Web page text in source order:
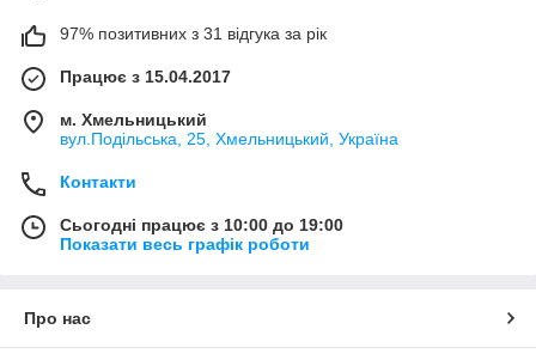
97% позитивних з 31 відгука за рік
Працює з 15.04.2017
м. Хмельницький
вул.Подільська, 25, Хмельницький, Україна
Контакти
Сьогодні працює з 10:00 до 19:00
Показати весь графік роботи
Про нас